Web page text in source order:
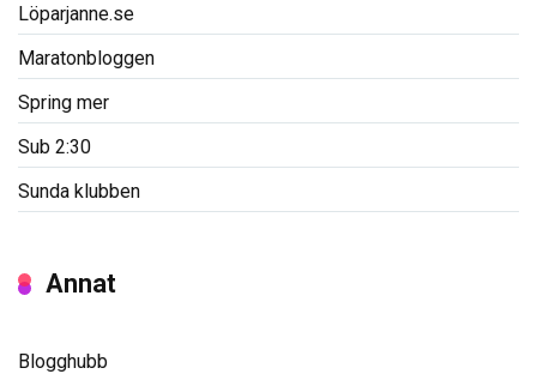
Löparjanne.se
Maratonbloggen
Spring mer
Sub 2:30
Sunda klubben
Annat
Blogghubb